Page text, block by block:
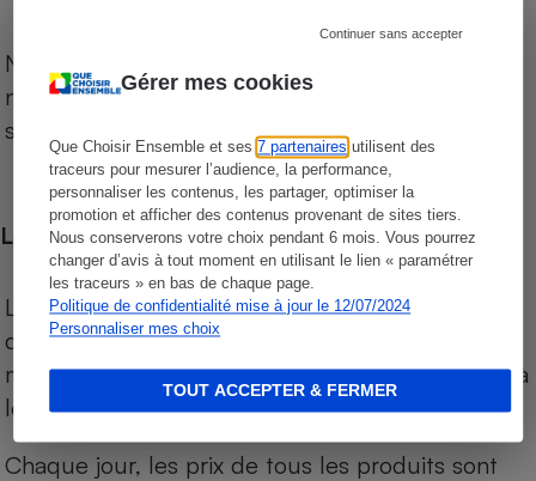
Gérer mes cookies
Que Choisir Ensemble et ses7 partenaires utilisent des
traceurs pour mesurer l’audience, la performance,
personnaliser les contenus, les partager, optimiser la
promotion et afficher des contenus provenant de sites tiers.
Nous conserverons votre choix pendant 6 mois. Vous pourrez
changer d’avis à tout moment en utilisant le lien « paramétrer
les traceurs » en bas de chaque page.
Politique de confidentialité mise à jour le 12/07/2024
Personnaliser mes choix
Continuer sans accepter
TOUT ACCEPTER & FERMER
Notre comparateur de supermarchés propose le
niveau de prix des supermarchés, géolocalisés
sur le territoire français.
Les comparaisons de prix
Les comparaisons sont réalisées sur l’ensemble
des produits des magasins. Les produits de
marques de distributeurs (MDD) sont comparés à
leurs équivalents chez leurs concurrents.
Chaque jour, les prix de tous les produits sont